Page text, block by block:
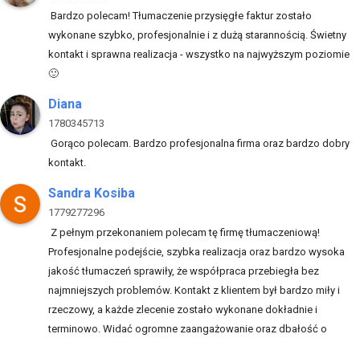
Bardzo polecam! Tłumaczenie przysięgłe faktur zostało
wykonane szybko, profesjonalnie i z dużą starannością. Świetny
kontakt i sprawna realizacja - wszystko na najwyższym poziomie
🙂
Diana
1780345713
Gorąco polecam. Bardzo profesjonalna firma oraz bardzo dobry
kontakt.
Sandra Kosiba
1779277296
Z pełnym przekonaniem polecam tę firmę tłumaczeniową!
Profesjonalne podejście, szybka realizacja oraz bardzo wysoka
jakość tłumaczeń sprawiły, że współpraca przebiegła bez
najmniejszych problemów. Kontakt z klientem był bardzo miły i
rzeczowy, a każde zlecenie zostało wykonane dokładnie i
terminowo. Widać ogromne zaangażowanie oraz dbałość o